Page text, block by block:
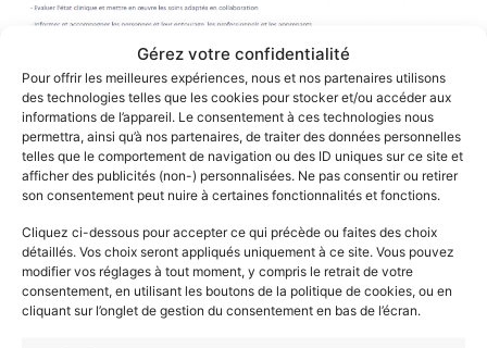
Gérez votre confidentialité
Pour offrir les meilleures expériences, nous et nos partenaires utilisons
des technologies telles que les cookies pour stocker et/ou accéder aux
informations de l’appareil. Le consentement à ces technologies nous
permettra, ainsi qu’à nos partenaires, de traiter des données personnelles
telles que le comportement de navigation ou des ID uniques sur ce site et
afficher des publicités (non-) personnalisées. Ne pas consentir ou retirer
son consentement peut nuire à certaines fonctionnalités et fonctions.
Cliquez ci-dessous pour accepter ce qui précède ou faites des choix
détaillés. Vos choix seront appliqués uniquement à ce site. Vous pouvez
modifier vos réglages à tout moment, y compris le retrait de votre
consentement, en utilisant les boutons de la politique de cookies, ou en
cliquant sur l’onglet de gestion du consentement en bas de l’écran.
En fin de fiche, on retrouve également toutes les
informations concernant le secteur d’activité et type
d’emploi